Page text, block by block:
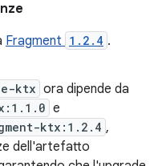
Fragment 1.2.4 .
ktx ora dipende da
e
ktx:1.2.4 ,
dell'artefatto